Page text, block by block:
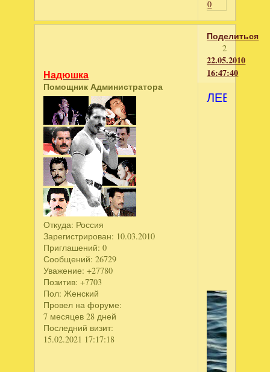
0
Поделиться
2
22.05.2010
16:47:40
Надюшка
Помощник Администратора
Откуда: Россия
Зарегистрирован: 10.03.2010
Приглашений: 0
Сообщений: 26729
Уважение: +27780
Позитив: +7703
Пол: Женский
Провел на форуме:
7 месяцев 28 дней
Последний визит:
15.02.2021 17:17:18
ЛЕБЕДИ